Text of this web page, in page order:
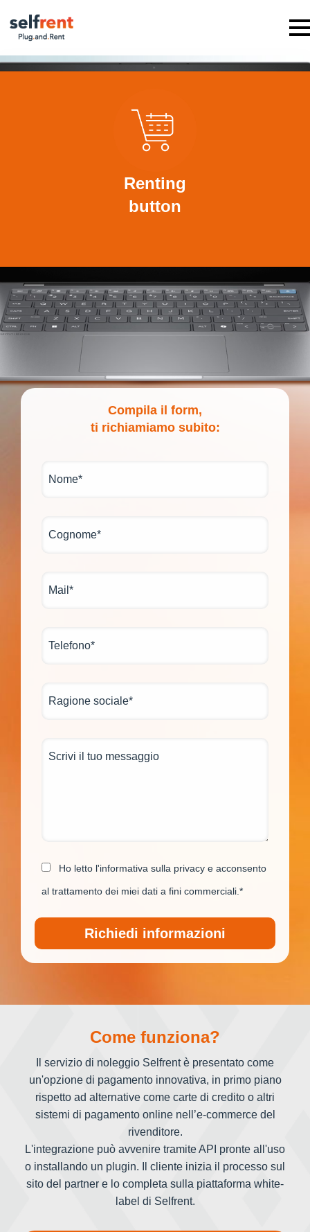
Renting
button
Compila il form,
ti richiamiamo subito:
Ho letto l'informativa sulla privacy e acconsento
al trattamento dei miei dati a fini commerciali.*
Come funziona?
Il servizio di noleggio Selfrent è presentato come
un'opzione di pagamento innovativa, in primo piano
rispetto ad alternative come carte di credito o altri
sistemi di pagamento online nell’e-commerce del
rivenditore.
L'integrazione può avvenire tramite API pronte all'uso
o installando un plugin. Il cliente inizia il processo sul
sito del partner e lo completa sulla piattaforma white-
label di Selfrent.